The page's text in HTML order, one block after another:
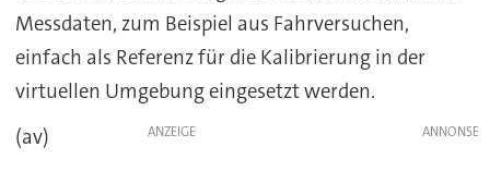
Messdaten, zum Beispiel aus Fahrversuchen,
einfach als Referenz für die Kalibrierung in der
virtuellen Umgebung eingesetzt werden.
(av)
ANZEIGE